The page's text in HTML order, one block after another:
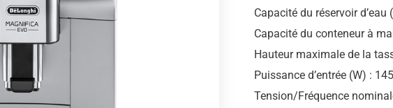
Capacité du réservoir d’eau
Capacité du conteneur à
Hauteur maximale de la
Puissance d’entrée (W) :
Tension/Fréquence